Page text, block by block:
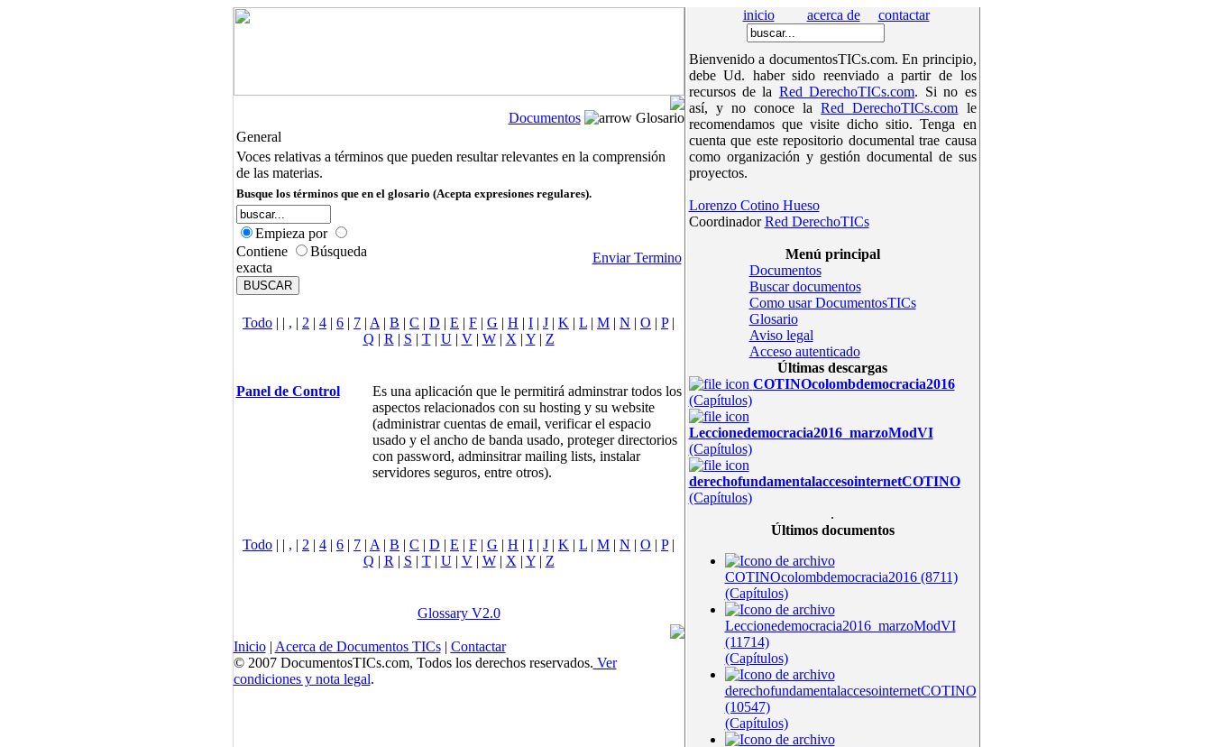
Documentos
Glosario
General
Voces relativas a términos que pueden resultar relevantes en la comprensión
de las materias.
Busque los términos que en el glosario (Acepta expresiones regulares).
Empieza por
Contiene
Búsqueda
exacta
Enviar Termino
Todo | | , | 2 | 4 | 6 | 7 | A | B | C | D | E | F | G | H | I | J | K | L | M | N | O | P|
Q | R | S | T| U| V| W| X | Y| Z
Panel de Control
Es una aplicación que le permitirá adminstrar todos los
aspectos relacionados con su hosting y su website
(administrar cuentas de email, verificar el espacio
usado y el ancho de banda usado, proteger directorios
con password, adminsitrar mailing lists, instalar
servidores seguros, entre otros).
Todo | | , | 2 | 4 | 6 | 7 | A | B | C | D | E | F | G | H | I | J | K | L | M | N | O | P|
Q | R | S | T| U| V| W| X | Y| Z
Glossary V2.0
Inicio| Acerca de Documentos TICs| Contactar
© 2007 DocumentosTICs.com, Todos los derechos reservados. Ver
condiciones y nota legal.
inicio acerca de contactar
Bienvenido a documentosTICs.com. En principio,
debe Ud. haber sido reenviado a partir de los
recursos de la Red DerechoTICs.com. Si no es
así, y no conoce laRed DerechoTICs.com le
recomendamos que visite dicho sitio. Tenga en
cuenta que este repositorio documental trae causa
como organización y gestión documental de sus
proyectos.
Lorenzo Cotino Hueso
CoordinadorRed DerechoTICs
Menú principal
Documentos
Buscar documentos
Como usar DocumentosTICs
Glosario
Aviso legal
Acceso autenticado
Últimas descargas
COTINOcolombdemocracia2016
(Capítulos)
Leccionedemocracia2016_marzoModVI
(Capítulos)
derechofundamentalaccesointernetCOTINO
(Capítulos)
.
Últimos documentos
COTINOcolombdemocracia2016 (8711)
(Capítulos)
Leccionedemocracia2016_marzoModVI
(11714)
(Capítulos)
derechofundamentalaccesointernetCOTINO
(10547)
(Capítulos)